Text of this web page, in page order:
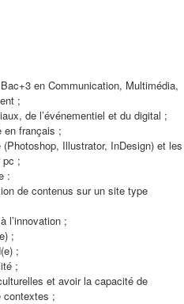
en Communication, Multimédia,
;
de l’événementiel et du digital ;
en français ;
Illustrator, InDesign) et les
pc ;
:
de contenus sur un site type
l’innovation ;
;
;
;
et avoir la capacité de
contextes ;